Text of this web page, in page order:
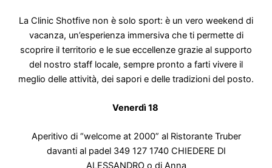
La Clinic Shotfive non è solo sport: è un vero weekend di
vacanza, un’esperienza immersiva che ti permette di
scoprire il territorio e le sue eccellenze grazie al supporto
del nostro staff locale, sempre pronto a farti vivere il
meglio delle attività, dei sapori e delle tradizioni del posto.
Venerdì 18
Aperitivo di “welcome at 2000” al Ristorante Truber
davanti al padel 349 127 1740 CHIEDERE DI
ALESSANDRO o di Anna